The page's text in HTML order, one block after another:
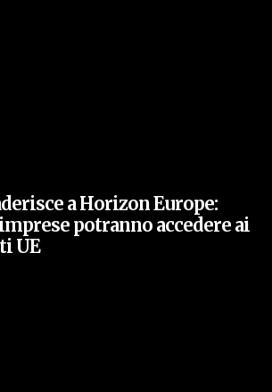
a Horizon Europe:
potranno accedere ai
UE